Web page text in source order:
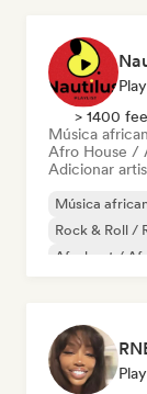
> 1400
Música
Afro House /
Adicionar
Música
Rock & Roll /
Afrobeat /